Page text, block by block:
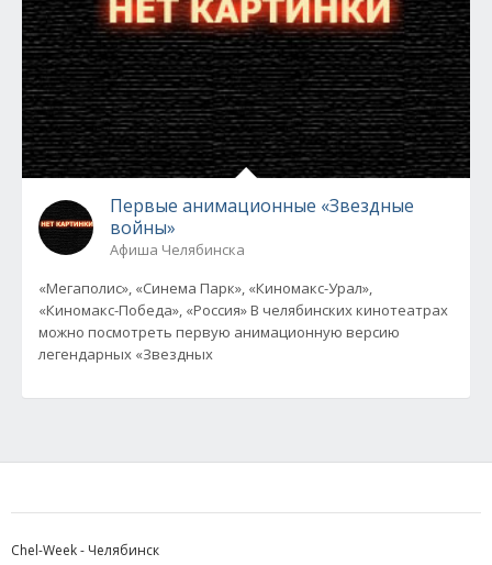
Первые анимационные «Звездные
войны»
Афиша Челябинска
«Мегаполис», «Синема Парк», «Киномакс-Урал»,
«Киномакс-Победа», «Россия» В челябинских кинотеатрах
можно посмотреть первую анимационную версию
легендарных «Звездных
Chel-Week - Челябинск